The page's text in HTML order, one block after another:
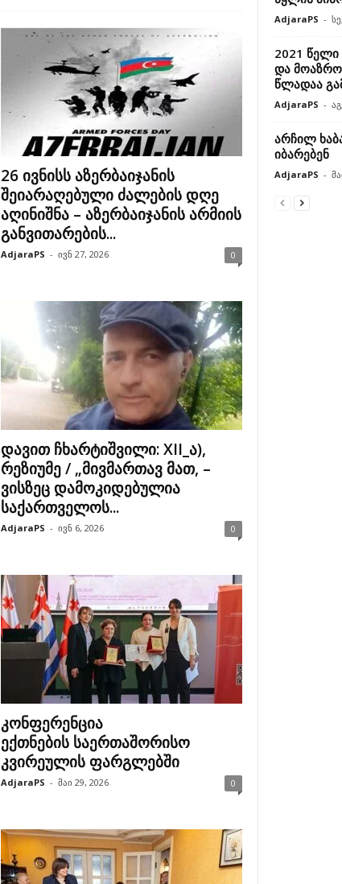
26 ივნისს აზერბაიჯანის
შეიარაღებული ძალების დღე
აღინიშნა – აზერბაიჯანის არმიის
განვითარების...
AdjaraPS - ივნ 27, 2026 0
დავით ჩხარტიშვილი: XII_ა),
რეზიუმე / „მივმართავ მათ, –
ვისზეც დამოკიდებულია
საქართველოს...
AdjaraPS - ივნ 6, 2026 0
კონფერენცია
ექთნების საერთაშორისო
კვირეულის ფარგლებში
AdjaraPS - მაი 29, 2026 0
AdjaraPS -
2021 წელი
და
წლადაა
AdjaraPS -
არჩილ
იბარებენ
AdjaraPS -